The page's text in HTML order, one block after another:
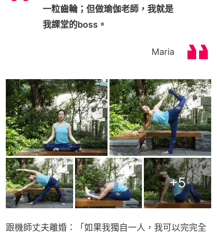
一粒齒輪；但做瑜伽老師，我就是
我課堂的boss。
Maria
+5
跟機師丈夫離婚：「如果我獨自一人，我可以完完全